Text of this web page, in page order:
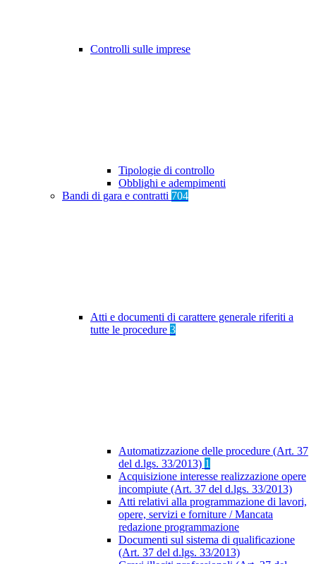
Controlli sulle imprese
Tipologie di controllo
Obblighi e adempimenti
Bandi di gara e contratti 704
Atti e documenti di carattere generale riferiti a
tutte le procedure 3
Automatizzazione delle procedure (Art. 37
del d.lgs. 33/2013) 1
Acquisizione interesse realizzazione opere
incompiute (Art. 37 del d.lgs. 33/2013)
Atti relativi alla programmazione di lavori,
opere, servizi e forniture / Mancata
redazione programmazione
Documenti sul sistema di qualificazione
(Art. 37 del d.lgs. 33/2013)